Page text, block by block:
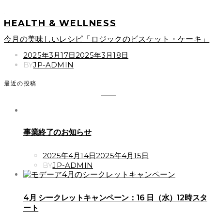
HEALTH & WELLNESS
今月の美味しいレシピ「ロジックのビスケット・ケーキ」
POSTED
ON
2025年3月17日2025年3月18日
BYJP-ADMIN
最近の投稿
事業終了のお知らせ
POSTED
ON
2025年4月14日2025年4月15日
BYJP-ADMIN
4月 シークレットキャンペーン：16 日（水）12時スタ
ート